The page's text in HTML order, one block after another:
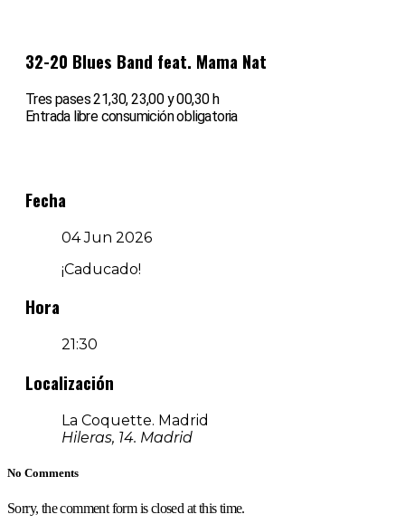
32-20 Blues Band feat. Mama Nat
Tres pases 21,30, 23,00 y 00,30 h
Entrada libre consumición obligatoria
Fecha
04 Jun 2026
¡Caducado!
Hora
21:30
Localización
La Coquette. Madrid
Hileras, 14. Madrid
No Comments
Sorry, the comment form is closed at this time.